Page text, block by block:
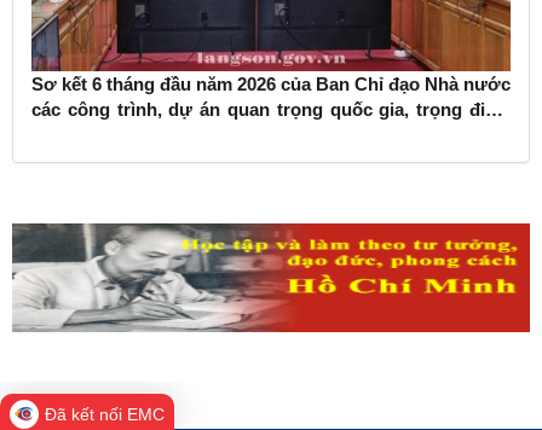
Sơ kết 6 tháng đầu năm 2026 của Ban Chỉ đạo Nhà nước
các công trình, dự án quan trọng quốc gia, trọng điểm
Đã kết nối EMC